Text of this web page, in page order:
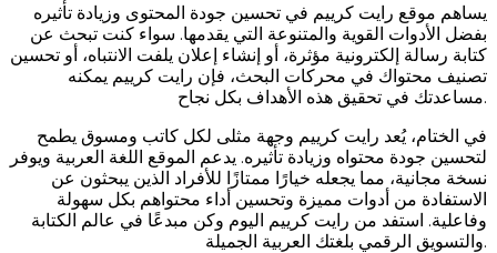
يساهم موقع رايت كرييم في تحسين جودة المحتوى وزيادة تأثيره
بفضل الأدوات القوية والمتنوعة التي يقدمها. سواء كنت تبحث عن
كتابة رسالة إلكترونية مؤثرة، أو إنشاء إعلان يلفت الانتباه، أو تحسين
تصنيف محتواك في محركات البحث، فإن رايت كرييم يمكنه
مساعدتك في تحقيق هذه الأهداف بكل نجاح.
في الختام، يُعد رايت كرييم وجهة مثلى لكل كاتب ومسوق يطمح
لتحسين جودة محتواه وزيادة تأثيره. يدعم الموقع اللغة العربية ويوفر
نسخة مجانية، مما يجعله خيارًا ممتازًا للأفراد الذين يبحثون عن
الاستفادة من أدوات مميزة وتحسين أداء محتواهم بكل سهولة
وفاعلية. استفد من رايت كرييم اليوم وكن مبدعًا في عالم الكتابة
والتسويق الرقمي بلغتك العربية الجميلة.